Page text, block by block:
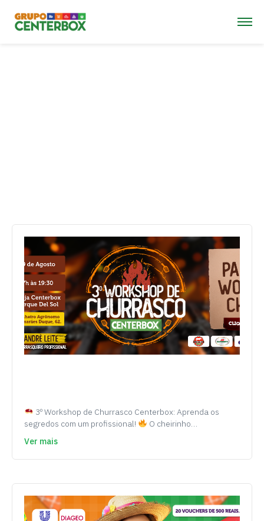
3º Workshop de Churrasco Centerbox: Aprenda os
segredos com um profissional!
O cheirinho…
Ver mais